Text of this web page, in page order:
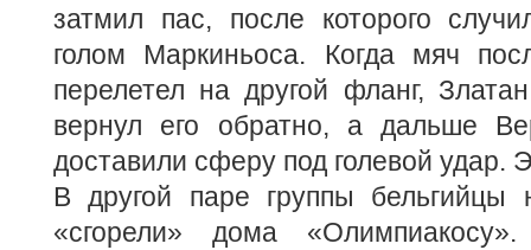
затмил пас, после которого
голом Маркиньоса. Когда мяч
перелетел на другой фланг,
вернул его обратно, а дальше
доставили сферу под голевой удар.
В другой паре группы бельгийцы
«сгорели» дома